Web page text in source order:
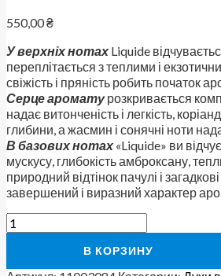
550,00₴
У верхніх нотах Liquide
переплітається з теплими і
свіжість і пряність робить початок
Серце ароматурозкривається
надає витонченість і легкість,
глибини, а жасмин і сонячні ноти
В базових нотах «Liquide» ви
мускусу, глибокість амброксану,
природний відтінок пачулі і
завершений і виразний характер
В КОРЗИНУ